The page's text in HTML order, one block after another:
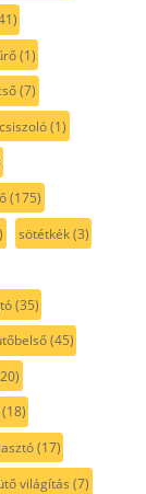
(1)
(7)
(1)
(175)
sötétkék(3)
(35)
(45)
(17)
világítás (7)